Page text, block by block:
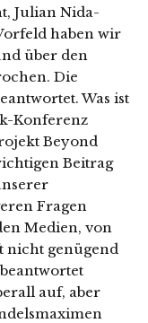
Julian Nida-
haben wir
über den
Die
Was ist
Konferenz
Beyond
Beitrag
Fragen
Medien, von
nicht genügend
auf, aber